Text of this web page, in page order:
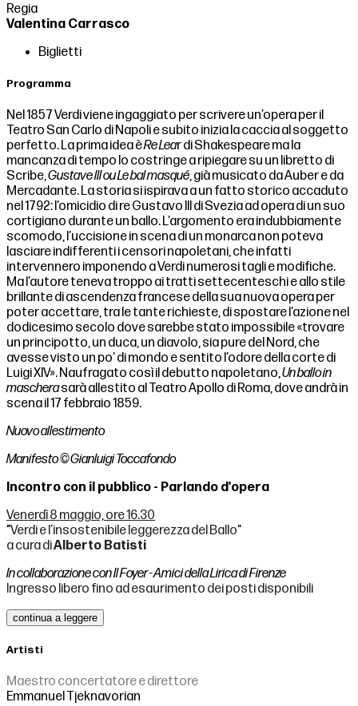
Regia
Valentina Carrasco
Biglietti
Programma
Nel 1857 Verdi viene ingaggiato per scrivere un’opera per il
Teatro San Carlo di Napoli e subito inizia la caccia al soggetto
perfetto. La prima idea èRe Lear di Shakespeare ma la
mancanza di tempo lo costringe a ripiegare su un libretto di
Scribe,Gustave III ou Le bal masqué, già musicato da Auber e da
Mercadante. La storia si ispirava a un fatto storico accaduto
nel 1792: l’omicidio di re Gustavo III di Svezia ad opera di un suo
cortigiano durante un ballo. L’argomento era indubbiamente
scomodo, l’uccisione in scena di un monarca non poteva
lasciare indifferenti i censori napoletani, che infatti
intervennero imponendo a Verdi numerosi tagli e modifiche.
Ma l’autore teneva troppo ai tratti settecenteschi e allo stile
brillante di ascendenza francese della sua nuova opera per
poter accettare, tra le tante richieste, di spostare l’azione nel
dodicesimo secolo dove sarebbe stato impossibile «trovare
un principotto, un duca, un diavolo, sia pure del Nord, che
avesse visto un po’ di mondo e sentito l’odore della corte di
Luigi XIV». Naufragato così il debutto napoletano,Un ballo in
mascherasarà allestito al Teatro Apollo di Roma, dove andrà in
scena il 17 febbraio 1859.
Nuovo allestimento
Manifesto © Gianluigi Toccafondo
Incontro con il pubblico - Parlando d'opera
Venerdì 8 maggio, ore 16.30
"Verdi e l’insostenibile leggerezza del Ballo"
a cura diAlberto Batisti
In collaborazione con Il Foyer - Amici della Lirica di Firenze
Ingresso libero fino ad esaurimento dei posti disponibili
continua a leggere
Artisti
Maestro concertatore e direttore
Emmanuel Tjeknavorian